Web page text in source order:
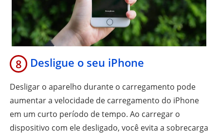
8 Desligue o seu iPhone
Desligar o aparelho durante o carregamento pode
aumentar a velocidade de carregamento do iPhone
em um curto período de tempo. Ao carregar o
dispositivo com ele desligado, você evita a sobrecarga